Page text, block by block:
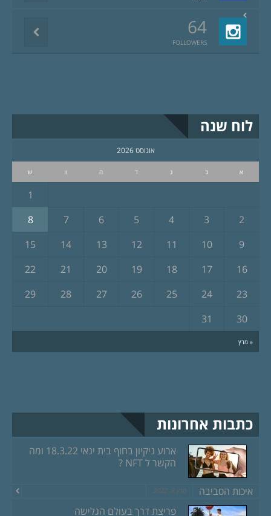
64
FOLLOWERS
לוח שנה
אוגוסט 2026
א ב ג ד ה ו ש
« מרץ
1
2
3
4
5
6
7
8
9
10
11
12
13
14
15
16
17
18
19
20
21
22
23
24
25
26
27
28
29
30
31
כתבות אחרונות
ארוע ניקיון בחוף בית ינאי 18.3.22 ומה
הקשר ל NFT ?
איכות הסביבה מרץ 8, 2022
פריצת דרך בעולם הגלישה